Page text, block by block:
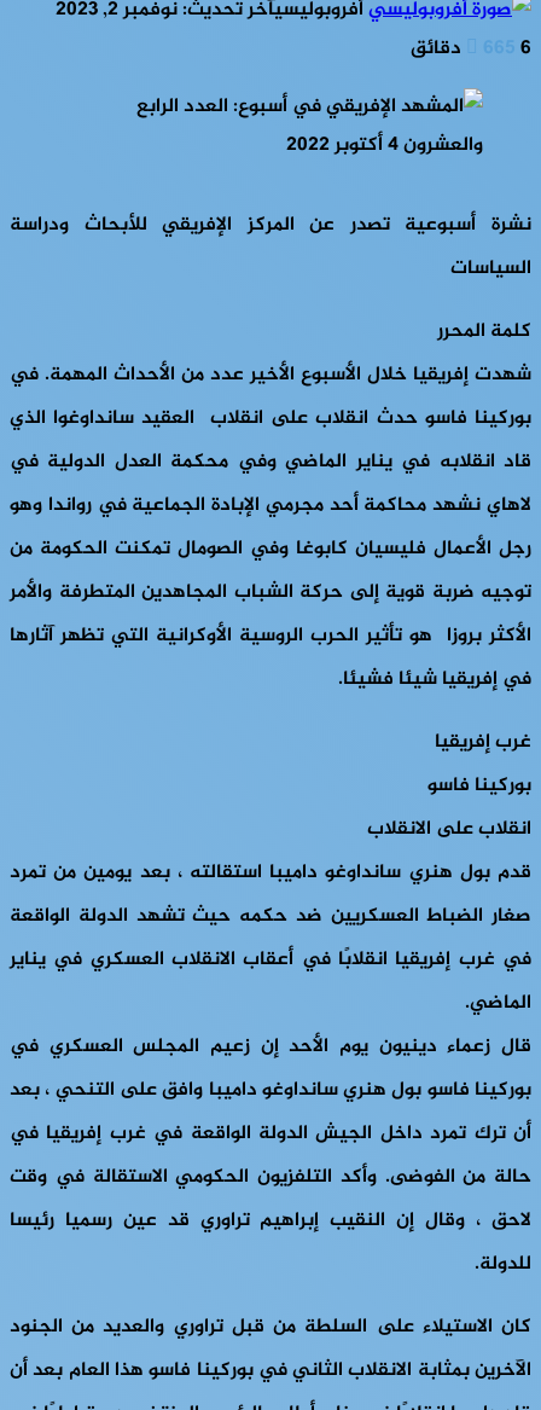
أفروبوليسيآخر تحديث: نوفمبر 2, 2023
6656 دقائق
نشرة أسبوعية تصدر عن المركز الإفريقي للأبحاث ودراسة
السياسات
كلمة المحرر
شهدت إفريقيا خلال الأسبوع الأخير عدد من الأحداث المهمة. في
بوركينا فاسو حدث انقلاب على انقلاب العقيد سانداوغوا الذي
قاد انقلابه في يناير الماضي وفي محكمة العدل الدولية في
لاهاي نشهد محاكمة أحد مجرمي الإبادة الجماعية في رواندا وهو
رجل الأعمال فليسيان كابوغا وفي الصومال تمكنت الحكومة من
توجيه ضربة قوية إلى حركة الشباب المجاهدين المتطرفة والأمر
الأكثر بروزا هو تأثير الحرب الروسية الأوكرانية التي تظهر آثارها
في إفريقيا شيئا فشيئا.
غرب إفريقيا
بوركينا فاسو
انقلاب على الانقلاب
قدم بول هنري سانداوغو داميبا استقالته ، بعد يومين من تمرد
صغار الضباط العسكريين ضد حكمه حيث تشهد الدولة الواقعة
في غرب إفريقيا انقلابًا في أعقاب الانقلاب العسكري في يناير
الماضي.
قال زعماء دينيون يوم الأحد إن زعيم المجلس العسكري في
بوركينا فاسو بول هنري سانداوغو داميبا وافق على التنحي ، بعد
أن ترك تمرد داخل الجيش الدولة الواقعة في غرب إفريقيا في
حالة من الفوضى. وأكد التلفزيون الحكومي الاستقالة في وقت
لاحق ، وقال إن النقيب إبراهيم تراوري قد عين رسميا رئيسا
للدولة.
كان الاستيلاء على السلطة من قبل تراوري والعديد من الجنود
الآخرين بمثابة الانقلاب الثاني في بوركينا فاسو هذا العام بعد أن